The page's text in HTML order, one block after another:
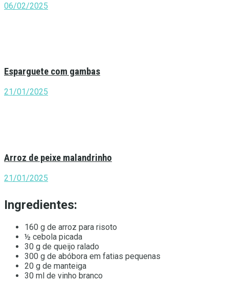
06/02/2025
Esparguete com gambas
21/01/2025
Arroz de peixe malandrinho
21/01/2025
Ingredientes:
160 g de arroz para risoto
½ cebola picada
30 g de queijo ralado
300 g de abóbora em fatias pequenas
20 g de manteiga
30 ml de vinho branco